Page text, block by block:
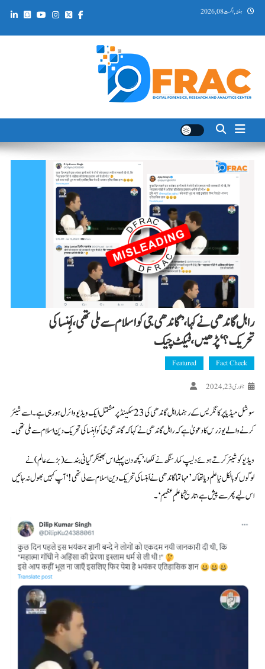
Skip ہفتہ, اگست 08, 2026
DFRAC_ORG
راہل گاندھی نے کہا، ’گاندھی جی کو اسلام سے ملی تھی، اَہِنسا کی
تحریک؟‘پڑھیں، فیکٹ چیک
Fact Check
Featured
جنوری 23, 2024
سوشل میڈیا پر کانگریس کے رہنما راہل گاندھی کی 23 سکینڈ پر مشتمل ایک ویڈیو وائرل ہو رہی ہے۔ اسے شیئر
کرنے والے یوزرس کا دعویٰ ہے کہ راہل گاندھی نے کہا کہ گاندھی جی کو اَہِنسا کی تحریک دین اسلام سے ملی تھی۔
ویڈیو کو شیئر کرتے ہوئے دلیپ کمار سنگھ نے لکھا،’کچھ دن پہلے اس بھینکر گیانی بندے (بڑے عالم) نے
لوگوں کو بالکل نیا علم دیا تھا کہ ’مہاتما گاندھی نے اَہنسا کی تحریک دین اسلام سے لی تھی!‘ آپ کہیں بھول نہ جائیں
اس لیے پھر سے پیش ہے، تاریخ کا علمِ عظیم‘۔